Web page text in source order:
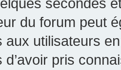
secondes
du forum peut
aux utilisateurs
pris